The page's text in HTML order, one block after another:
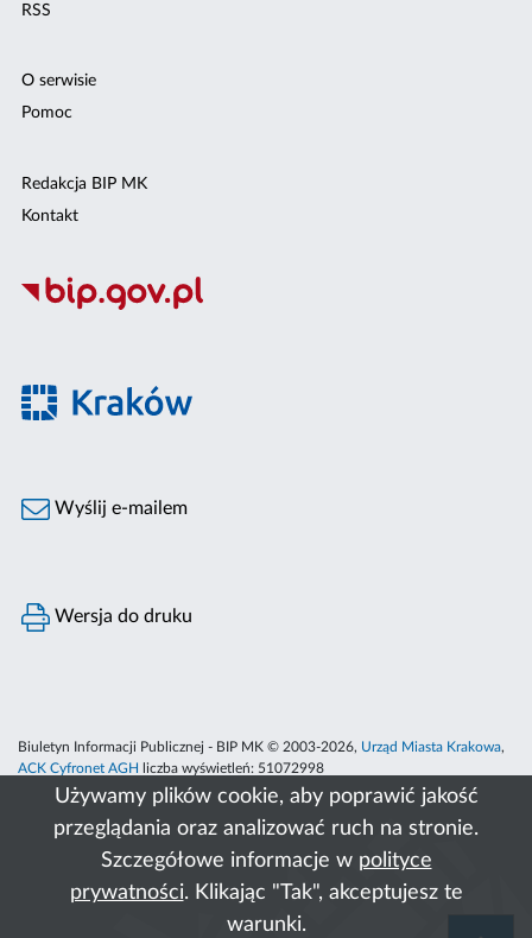
Używamy plików cookie, aby poprawić jakość
przeglądania oraz analizować ruch na stronie.
Szczegółowe informacje w polityce
prywatności. Klikając "Tak", akceptujesz te
warunki.
RSS
O serwisie
Pomoc
Redakcja BIP MK
Kontakt
Wyślij e-mailem
Wersja do druku
Biuletyn Informacji Publicznej - BIP MK © 2003-2026, Urząd Miasta Krakowa,
ACK Cyfronet AGH
liczba wyświetleń: 51072998